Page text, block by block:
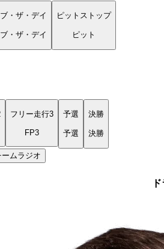
・ザ・デイ
・ザ・デイ
ピットストップ
ピット
フリー走行3
FP3
予選
予選
決勝
決勝
ームラジオ